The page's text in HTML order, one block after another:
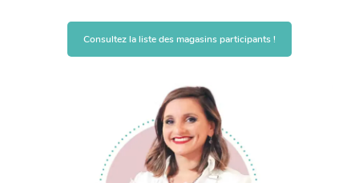
Consultez la liste des magasins participants !